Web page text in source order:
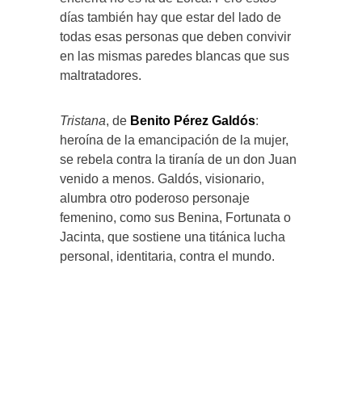
días también hay que estar del lado de
todas esas personas que deben convivir
en las mismas paredes blancas que sus
maltratadores.
Tristana, de Benito Pérez Galdós:
heroína de la emancipación de la mujer,
se rebela contra la tiranía de un don Juan
venido a menos. Galdós, visionario,
alumbra otro poderoso personaje
femenino, como sus Benina, Fortunata o
Jacinta, que sostiene una titánica lucha
personal, identitaria, contra el mundo.